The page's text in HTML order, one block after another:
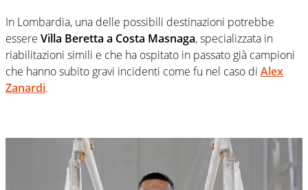
In Lombardia, una delle possibili destinazioni potrebbe
essere Villa Beretta a Costa Masnaga, specializzata in
riabilitazioni simili e che ha ospitato in passato già campioni
che hanno subito gravi incidenti come fu nel caso di Alex
Zanardi.